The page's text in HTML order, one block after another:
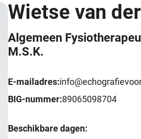
Wietse van
Algemeen
M.S.K.
E-mailadres:
BIG-nummer:89065098704
Beschikbare dagen: